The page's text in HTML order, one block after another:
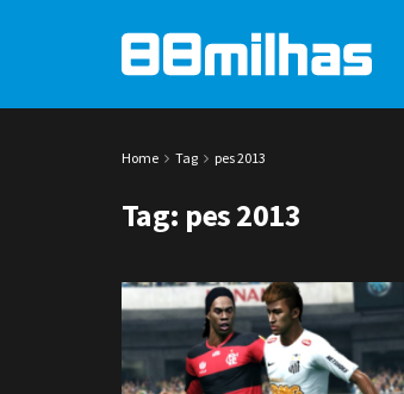
Home Tag pes 2013
Tag: pes 2013